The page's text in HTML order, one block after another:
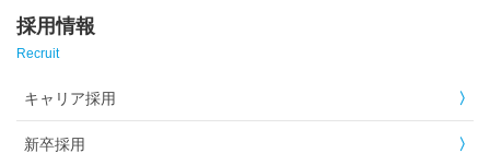
採用情報
Recruit
キャリア採用
新卒採用